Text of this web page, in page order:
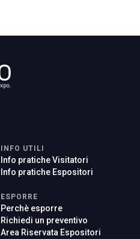
INFO UTILI
Info pratiche Visitatori
Info pratiche Espositori
ESPORRE
Perchè esporre
Richiedi un preventivo
Area Riservata Espositori